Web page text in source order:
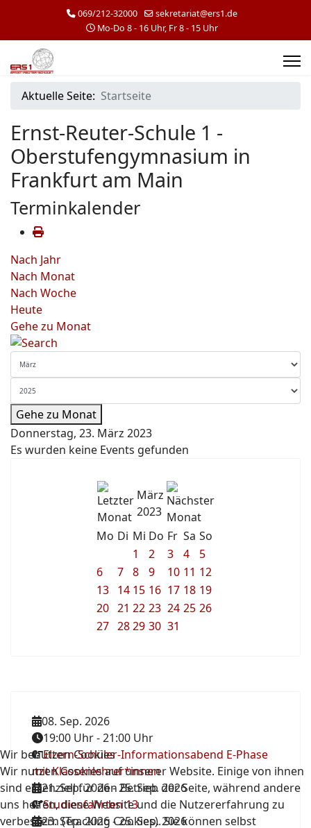
069/212-32000
sekretariat@ers1.de
Mo-Do 8 - 16 Uhr, Fr 8 - 15 Uhr
Aktuelle Seite: Startseite
Ernst-Reuter-Schule 1 -
Oberstufengymnasium in
Frankfurt am Main
Terminkalender
Nach Jahr
Nach Monat
Nach Woche
Heute
Gehe zu Monat
Gehe zu Monat
Donnerstag, 23. März 2023
Es wurden keine Events gefunden
März
2023
Mo Di Mi Do Fr Sa So
1
2 3 4
5
6
7 8 9 10 11 12
13
14 15 16 17 18 19
20 21 22 23 24 25 26
27 28 29 30 31
08. Sep. 2026
19:00 Uhr-21:00 Uhr
Eltern-Schüler-Informationsabend E-Phase
mit Klassenlehrer*innen
21. Sep. 2026-25. Sep. 2026
Studienfahrten 13
23. Sep. 2026-25. Sep. 2026
Wir benutzen Cookies
Wir nutzen Cookies auf unserer Website. Einige von ihnen
sind essenziell für den Betrieb der Seite, während andere
uns helfen, diese Website und die Nutzererfahrung zu
verbessern (Tracking Cookies). Sie können selbst